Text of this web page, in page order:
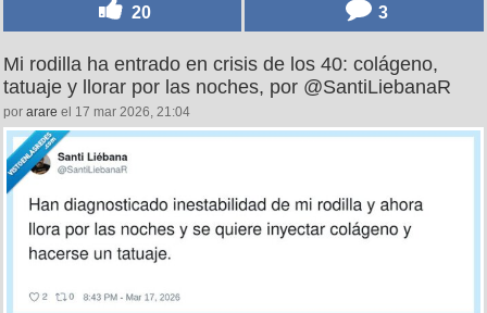
20 3
Mi rodilla ha entrado en crisis de los 40: colágeno,
tatuaje y llorar por las noches, por @SantiLiebanaR
por arare el 17 mar 2026, 21:04